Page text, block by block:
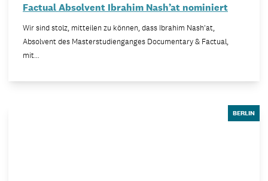
Factual Absolvent Ibrahim Nash’at nominiert
Wir sind stolz, mitteilen zu können, dass Ibrahim Nash'at,
Absolvent des Masterstudienganges Documentary & Factual,
mit…
BERLIN